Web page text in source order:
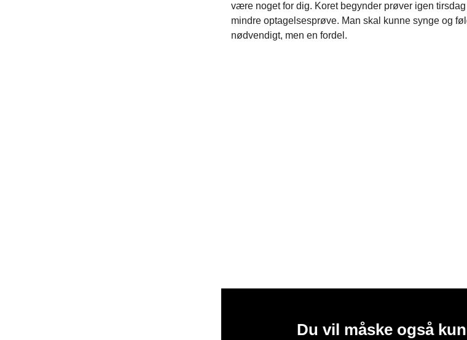
være noget for dig. Koret begynder prøver igen
mindre optagelsesprøve. Man skal kunne synge og
nødvendigt, men en fordel.
Du vil måske også